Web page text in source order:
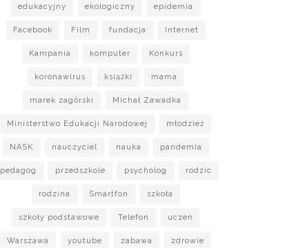
edukacyjny ekologiczny epidemia
Facebook Film fundacja Internet
Kampania komputer Konkurs
koronawirus książki mama
marek zagórski Michał Zawadka
Ministerstwo Edukacji Narodowej młodzież
NASK nauczyciel nauka pandemia
pedagog przedszkole psycholog rodzic
rodzina Smartfon szkoła
szkoły podstawowe Telefon uczeń
Warszawa youtube zabawa zdrowie